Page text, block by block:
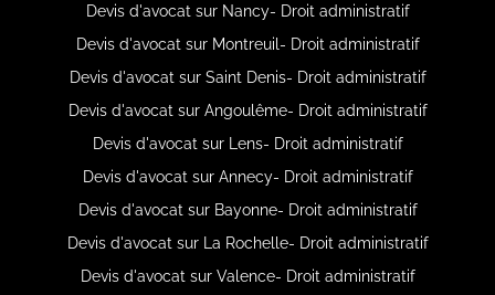
Devis d'avocat sur Nancy- Droit administratif
Devis d'avocat sur Montreuil- Droit administratif
Devis d'avocat sur Saint Denis- Droit administratif
Devis d'avocat sur Angoulême- Droit administratif
Devis d'avocat sur Lens- Droit administratif
Devis d'avocat sur Annecy- Droit administratif
Devis d'avocat sur Bayonne- Droit administratif
Devis d'avocat sur La Rochelle- Droit administratif
Devis d'avocat sur Valence- Droit administratif